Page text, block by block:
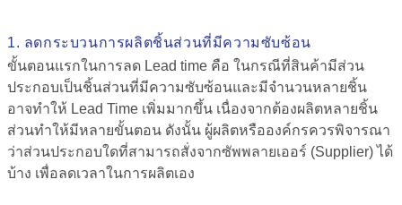
1. ลดกระบวนการผลิตชิ้นส่วนที่มีความซับซ้อน
ขั้นตอนแรกในการลด Lead time คือ ในกรณีที่สินค้ามีส่วน
ประกอบเป็นชิ้นส่วนที่มีความซับซ้อนและมีจำนวนหลายชิ้น
อาจทำให้ Lead Time เพิ่มมากขึ้น เนื่องจากต้องผลิตหลายชิ้น
ส่วนทำให้มีหลายขั้นตอน ดังนั้น ผู้ผลิตหรือองค์กรควรพิจารณา
ว่าส่วนประกอบใดที่สามารถสั่งจากซัพพลายเออร์ (Supplier) ได้
บ้าง เพื่อลดเวลาในการผลิตเอง